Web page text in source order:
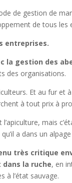
de gestion de
de tous les
entreprises.
la gestion des
des organisations.
Et au fur et
à tout prix à
mais
a dans un
très critique
dans la ruche, en
à l’état sauvage.